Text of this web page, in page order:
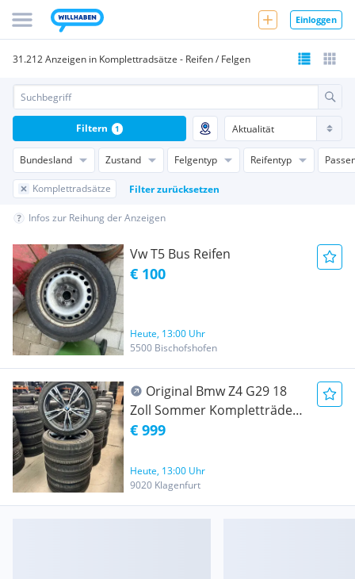
Einloggen
31.212 Anzeigen in Komplettradsätze - Reifen / Felgen
Bundesland Zustand Felgentyp Reifentyp
Komplettradsätze Filter zurücksetzen
Filtern 1
Infos zur Reihung der Anzeigen
Vw T5 Bus Reifen
€ 100
Heute, 13:00 Uhr
5500 Bischofshofen
Original Bmw Z4 G29 18
Zoll Sommer Kompletträder
9 & 10x18 ET32 ET40 Michelin
€ 999
Heute, 13:00 Uhr
9020 Klagenfurt